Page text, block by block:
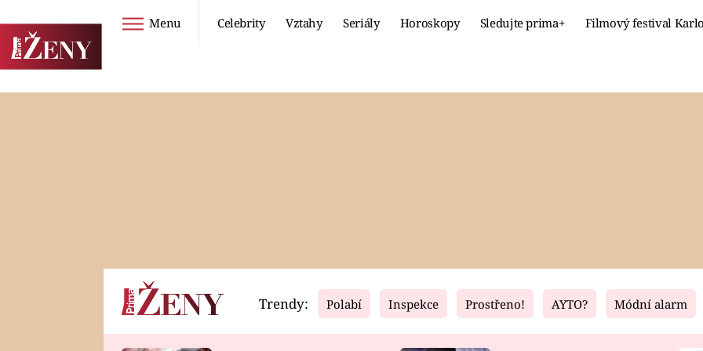
Menu Celebrity Vztahy Seriály Horoskopy Sledujte prima+ Filmový festival
Horoskopy Video Fresh Living
Trendy: Polabí Inspekce Prostřeno! AYTO? Módní alarm